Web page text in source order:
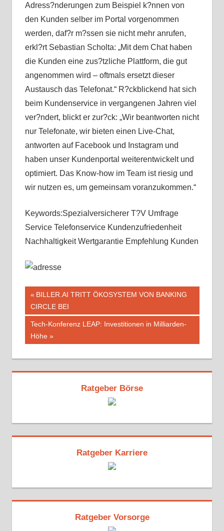
Adress?nderungen zum Beispiel k?nnen von
den Kunden selber im Portal vorgenommen
werden, daf?r m?ssen sie nicht mehr anrufen,
erkl?rt Sebastian Scholta: „Mit dem Chat haben
die Kunden eine zus?tzliche Plattform, die gut
angenommen wird – oftmals ersetzt dieser
Austausch das Telefonat.“ R?ckblickend hat sich
beim Kundenservice in vergangenen Jahren viel
ver?ndert, blickt er zur?ck: „Wir beantworten nicht
nur Telefonate, wir bieten einen Live-Chat,
antworten auf Facebook und Instagram und
haben unser Kundenportal weiterentwickelt und
optimiert. Das Know-how im Team ist riesig und
wir nutzen es, um gemeinsam voranzukommen.“
Keywords:Spezialversicherer T?V Umfrage
Service Telefonservice Kundenzufriedenheit
Nachhaltigkeit Wertgarantie Empfehlung Kunden
Beitragsnavigation
Vorheriger
Beitrag:
BILLER.AI TRITT ÖKOSYSTEM VON BANKING
CIRCLE BEI
Nächster
Beitrag:
Tech-Konferenz LEAP: Investitionen in Milliarden-
Höhe
Ratgeber Börse
Ratgeber Karriere
Ratgeber Vorsorge